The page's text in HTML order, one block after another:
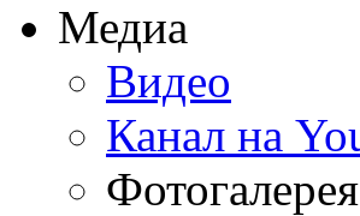
Медиа
Видео
Канал на
Фотогалерея